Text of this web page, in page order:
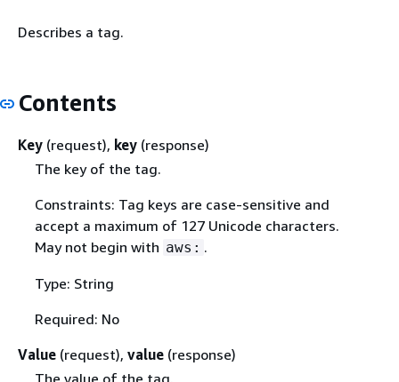
Describes a tag.
Contents
Key (request), key (response)
The key of the tag.
Constraints: Tag keys are case-sensitive and
accept a maximum of 127 Unicode characters.
May not begin with aws: .
Type: String
Required: No
Value (request), value (response)
The value of the tag.